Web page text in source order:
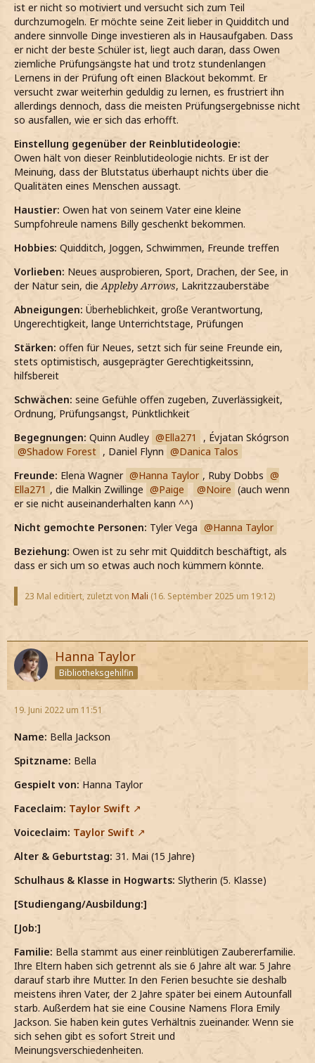
ist er nicht so motiviert und versucht sich zum Teil
durchzumogeln. Er möchte seine Zeit lieber in Quidditch und
andere sinnvolle Dinge investieren als in Hausaufgaben. Dass
er nicht der beste Schüler ist, liegt auch daran, dass Owen
ziemliche Prüfungsängste hat und trotz stundenlangen
Lernens in der Prüfung oft einen Blackout bekommt. Er
versucht zwar weiterhin geduldig zu lernen, es frustriert ihn
allerdings dennoch, dass die meisten Prüfungsergebnisse nicht
so ausfallen, wie er sich das erhofft.
Einstellung gegenüber der Reinblutideologie:
Owen hält von dieser Reinblutideologie nichts. Er ist der
Meinung, dass der Blutstatus überhaupt nichts über die
Qualitäten eines Menschen aussagt.
Haustier: Owen hat von seinem Vater eine kleine
Sumpfohreule namens Billy geschenkt bekommen.
Hobbies: Quidditch, Joggen, Schwimmen, Freunde treffen
Vorlieben: Neues ausprobieren, Sport, Drachen, der See, in
der Natur sein, dieAppleby Arrows, Lakritzzauberstäbe
Abneigungen: Überheblichkeit, große Verantwortung,
Ungerechtigkeit, lange Unterrichtstage, Prüfungen
Stärken: offen für Neues, setzt sich für seine Freunde ein,
stets optimistisch, ausgeprägter Gerechtigkeitssinn,
hilfsbereit
Schwächen: seine Gefühle offen zugeben, Zuverlässigkeit,
Ordnung, Prüfungsangst, Pünktlichkeit
Begegnungen: Quinn Audley Ella271
, Évjatan Skógrson
Shadow Forest , Daniel Flynn
Danica Talos
Freunde: Elena Wagner Hanna Taylor , Ruby Dobbs
Ella271 , die Malkin Zwillinge Paige Noire (auch wenn
er sie nicht auseinanderhalten kann ^^)
Nicht gemochte Personen: Tyler Vega
Hanna Taylor
Beziehung: Owen ist zu sehr mit Quidditch beschäftigt, als
dass er sich um so etwas auch noch kümmern könnte.
23 Mal editiert, zuletzt von Mali (16. September 2025 um 19:12)
Hanna Taylor
Bibliotheksgehilfin
19. Juni 2022 um 11:51
Name: Bella Jackson
Spitzname: Bella
Gespielt von:Hanna Taylor
Faceclaim: Taylor Swift
Voiceclaim: Taylor Swift
Alter & Geburtstag: 31. Mai (15 Jahre)
Schulhaus & Klasse in Hogwarts: Slytherin (5. Klasse)
[Studiengang/Ausbildung:]
[Job:]
Familie: Bella stammt aus einer reinblütigen Zaubererfamilie.
Ihre Eltern haben sich getrennt als sie 6 Jahre alt war. 5 Jahre
darauf starb ihre Mutter. In den Ferien besuchte sie deshalb
meistens ihren Vater, der 2 Jahre später bei einem Autounfall
starb. Außerdem hat sie eine Cousine Namens Flora Emily
Jackson. Sie haben kein gutes Verhältnis zueinander. Wenn sie
sich sehen gibt es sofort Streit und
Meinungsverschiedenheiten.